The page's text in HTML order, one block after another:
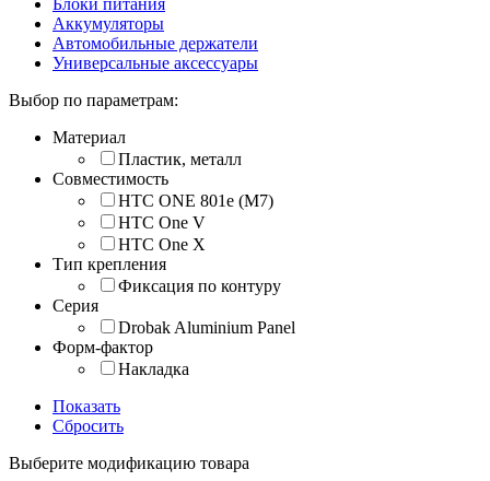
Аккумуляторы
Автомобильные держатели
Универсальные аксессуары
Выбор по параметрам:
Материал
Пластик, металл
Совместимость
HTC ONE 801e (M7)
HTC One V
HTC One X
Тип крепления
Фиксация по контуру
Серия
Drobak Aluminium Panel
Форм-фактор
Накладка
Показать
Сбросить
Выберите модификацию товара